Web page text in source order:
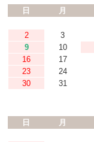
日
月
2
3
9
10
16
17
23
24
30
31
日
月